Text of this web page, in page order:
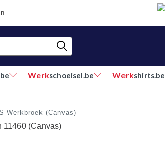
Werkschoeisel.be Werkshirts.be
Werkbroek (Canvas)
11460 (Canvas)